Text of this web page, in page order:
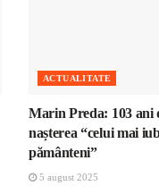
ACTUALITATE
Marin Preda: 103 ani
nașterea “celui mai
pământeni”
5 august 2025